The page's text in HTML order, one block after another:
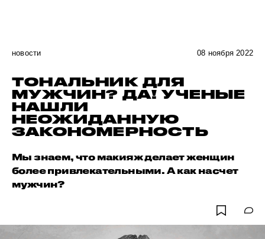
новости 08 ноября 2022
ТОНАЛЬНИК ДЛЯ
МУЖЧИН? ДА! УЧЕНЫЕ
НАШЛИ
НЕОЖИДАННУЮ
ЗАКОНОМЕРНОСТЬ
Мы знаем, что макияж делает женщин
более привлекательными. А как насчет
мужчин?